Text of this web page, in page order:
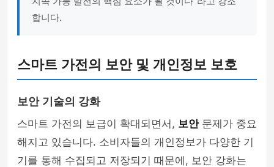
합니다.
스마트 가전의 보안 및 개인정보 보호
보안 기술의 강화
스마트 가전의 보급이 확대되면서, 보안문제가 중요
해지고 있습니다. 소비자들의 개인정보가 다양한 기
기를 통해 수집되고 저장되기 때문에, 보안 강화는